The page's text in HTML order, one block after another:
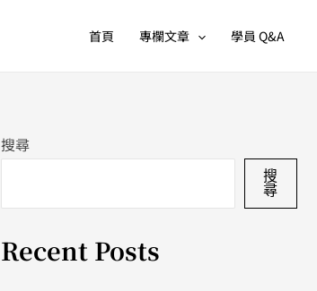
首頁 專欄文章 學員 Q&A
搜尋
搜
尋
Recent Posts